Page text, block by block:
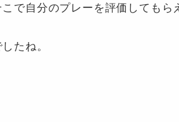
で自分のプレーを評価してもら
たね。